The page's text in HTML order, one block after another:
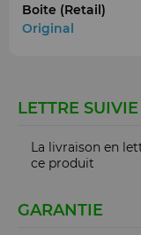
Boite (Retail)
Original
LETTRE SUIVIE
La livraison en
ce produit
GARANTIE